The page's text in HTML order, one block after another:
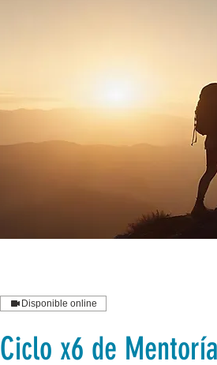
Disponible online
Ciclo x6 de